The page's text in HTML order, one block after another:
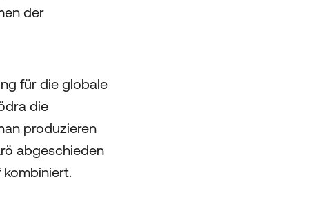
der
für die globale
die
produzieren
abgeschieden